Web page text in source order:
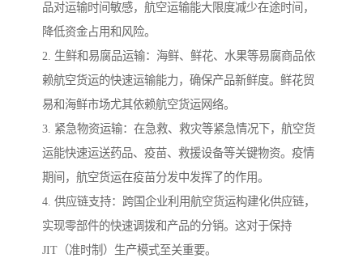
品对运输时间敏感，航空运输能大限度减少在途时间，
降低资金占用和风险。
2. 生鲜和易腐品运输：海鲜、鲜花、水果等易腐商品依
赖航空货运的快速运输能力，确保产品新鲜度。鲜花贸
易和海鲜市场尤其依赖航空货运网络。
3. 紧急物资运输：在急救、救灾等紧急情况下，航空货
运能快速运送药品、疫苗、救援设备等关键物资。疫情
期间，航空货运在疫苗分发中发挥了的作用。
4. 供应链支持：跨国企业利用航空货运构建化供应链，
实现零部件的快速调拨和产品的分销。这对于保持
JIT（准时制）生产模式至关重要。